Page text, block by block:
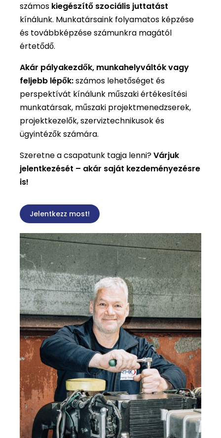
számos kiegészítő szociális juttatást
kínálunk. Munkatársaink folyamatos képzése
és továbbképzése számunkra magától
értetődő.
Akár pályakezdők, munkahelyváltók vagy
feljebb lépők:számos lehetőséget és
perspektívát kínálunk műszaki értékesítési
munkatársak, műszaki projektmenedzserek,
projektkezelők, szerviztechnikusok és
ügyintézők számára.
Szeretne a csapatunk tagja lenni?Várjuk
jelentkezését – akár saját kezdeményezésre
is!
Jelentkezz most!